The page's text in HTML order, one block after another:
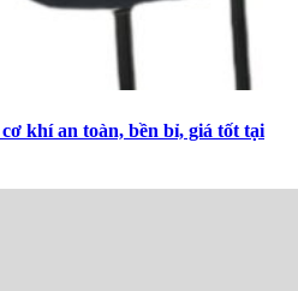
khí an toàn, bền bỉ, giá tốt tại